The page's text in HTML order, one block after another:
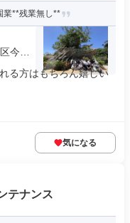
業**残業無し**
今井
る方はもちろん嬉しい
気になる
テナンス